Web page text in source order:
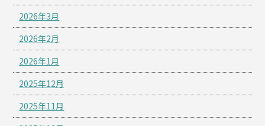
2026年3月
2026年2月
2026年1月
2025年12月
2025年11月